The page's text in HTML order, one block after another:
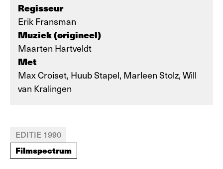
Regisseur
Erik Fransman
Muziek (origineel)
Maarten Hartveldt
Met
Max Croiset, Huub Stapel, Marleen Stolz, Will
van Kralingen
EDITIE 1990
Filmspectrum